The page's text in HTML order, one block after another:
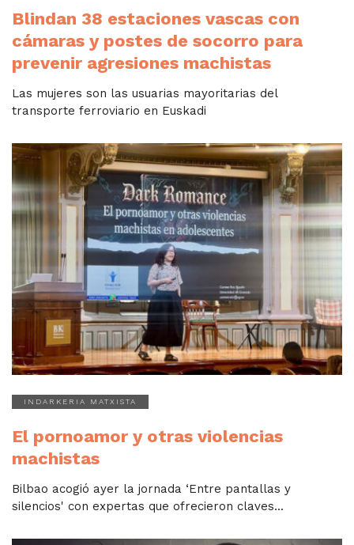
Blindan 38 estaciones vascas con
cámaras y postes de socorro para
prevenir agresiones machistas
Las mujeres son las usuarias mayoritarias del
transporte ferroviario en Euskadi
INDARKERIA MATXISTA
El pornoamor y otras violencias
machistas
Bilbao acogió ayer la jornada ‘Entre pantallas y
silencios' con expertas que ofrecieron claves...